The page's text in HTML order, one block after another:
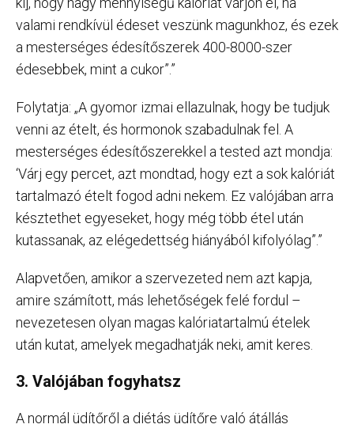
valami rendkívül édeset veszünk magunkhoz, és ezek
a mesterséges édesítőszerek 400-8000-szer
édesebbek, mint a cukor”.”
Folytatja: „A gyomor izmai ellazulnak, hogy be tudjuk
venni az ételt, és hormonok szabadulnak fel. A
mesterséges édesítőszerekkel a tested azt mondja:
‘Várj egy percet, azt mondtad, hogy ezt a sok kalóriát
tartalmazó ételt fogod adni nekem. Ez valójában arra
késztethet egyeseket, hogy még több étel után
kutassanak, az elégedettség hiányából kifolyólag”.”
Alapvetően, amikor a szervezeted nem azt kapja,
amire számított, más lehetőségek felé fordul –
nevezetesen olyan magas kalóriatartalmú ételek
után kutat, amelyek megadhatják neki, amit keres.
3. Valójában fogyhatsz
A normál üdítőről a diétás üdítőre való átállás